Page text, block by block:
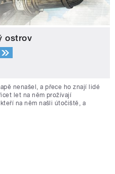
ostrov
nenašel, a přece ho znají lidé
let na něm prožívají
na něm našli útočiště, a